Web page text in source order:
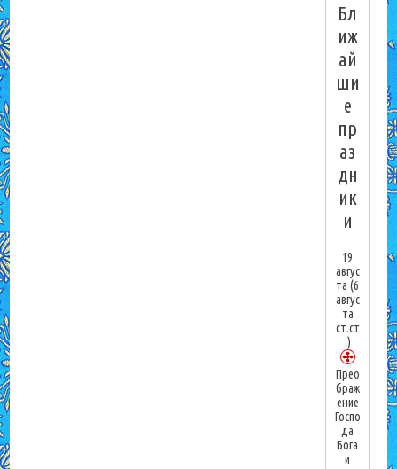
Бл
иж
ай
ши
е
пр
аз
дн
ик
и
19
авгус
та(6
авгус
та
ст.ст
.)
Прео
браж
ение
Госпо
да
Бога
и